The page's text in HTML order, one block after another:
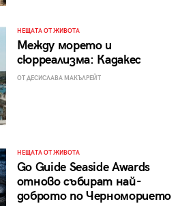
НЕЩАТА ОТ ЖИВОТА
Между морето и
сюрреализма: Кадакес
ОТ ДЕСИСЛАВА МАКЪЛРЕЙТ
НЕЩАТА ОТ ЖИВОТА
Go Guide Seaside Awards
отново събират най-
доброто по Черноморието